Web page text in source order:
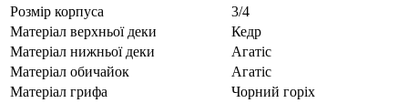
Розмір корпуса
3/4
Матеріал верхньої деки
Кедр
Матеріал нижньої деки
Агатіс
Матеріал обичайок
Агатіс
Матеріал грифа
Чорний горіх